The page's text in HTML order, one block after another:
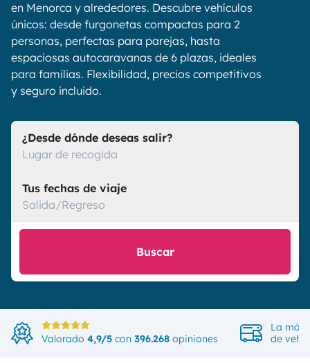
en Menorca y alrededores. Descubre vehículos
únicos: desde furgonetas compactas para 2
personas, perfectas para parejas, hasta
espaciosas autocaravanas de 6 plazas, ideales
para familias. Flexibilidad, precios competitivos
y seguro incluido.
¿Desde dónde deseas salir?
Lugar de recogida
Tus fechas de viaje
Salida/Regreso
Buscar
Valorado 4,9/5 con 396.268 opiniones
La más
de